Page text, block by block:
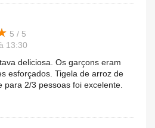
5 / 5
13:30
deliciosa. Os garçons eram
esforçados. Tigela de arroz de
para 2/3 pessoas foi excelente.